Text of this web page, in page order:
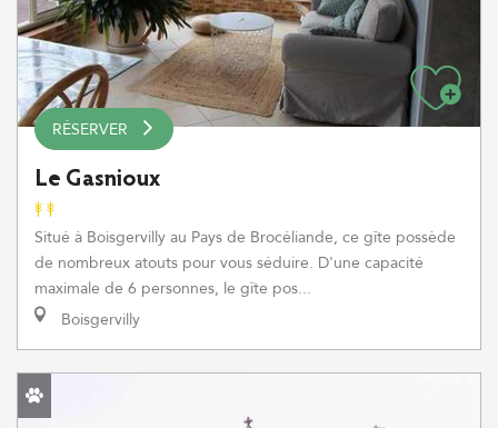
RÉSERVER
Le Gasnioux
Situé à Boisgervilly au Pays de Brocéliande, ce gîte possède
de nombreux atouts pour vous séduire. D'une capacité
maximale de 6 personnes, le gîte pos...
Boisgervilly